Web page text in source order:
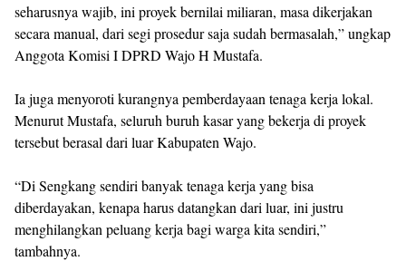
seharusnya wajib, ini proyek bernilai miliaran, masa dikerjakan
secara manual, dari segi prosedur saja sudah bermasalah,” ungkap
Anggota Komisi I DPRD Wajo H Mustafa.
Ia juga menyoroti kurangnya pemberdayaan tenaga kerja lokal.
Menurut Mustafa, seluruh buruh kasar yang bekerja di proyek
tersebut berasal dari luar Kabupaten Wajo.
“Di Sengkang sendiri banyak tenaga kerja yang bisa
diberdayakan, kenapa harus datangkan dari luar, ini justru
menghilangkan peluang kerja bagi warga kita sendiri,”
tambahnya.